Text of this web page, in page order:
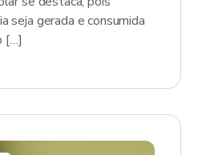
seja gerada e consumida
[…]